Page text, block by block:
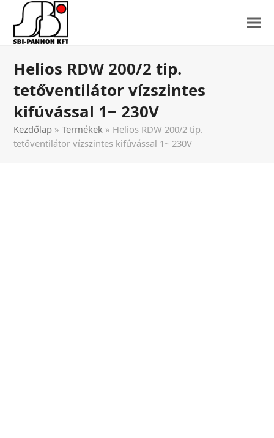
Helios RDW 200/2 tip.
tetőventilátor vízszintes
kifúvással 1~ 230V
Kezdőlap »Termékek » Helios RDW 200/2 tip.
tetőventilátor vízszintes kifúvással 1~ 230V